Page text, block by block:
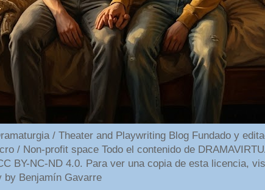
/ Theater and Playwriting Blog Fundado y
/ Non-profit space Todo el contenido de
BY-NC-ND 4.0. Para ver una copia de esta licencia,
by Benjamín Gavarre